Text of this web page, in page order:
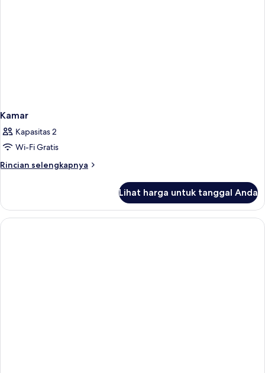
Kamar
Kapasitas 2
Wi-Fi Gratis
Rincian selengkapnya
Rincian
Kamar
Lihat harga untuk tanggal Anda